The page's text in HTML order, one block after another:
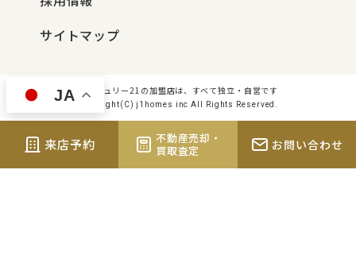
サイトマップ
センチュリー21の加盟店は、すべて独立・自営です
Copyright(C) j1homes inc All Rights Reserved.
来店予約
不動産売却・
買取査定
お問い合わせ
JA